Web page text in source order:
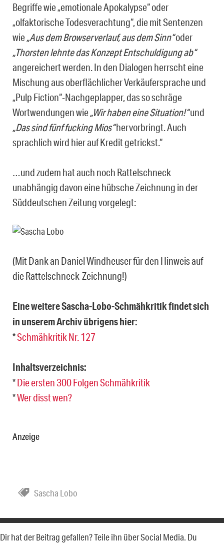
Begriffe wie „emotionale Apokalypse“ oder
„olfaktorische Todesverachtung“, die mit Sentenzen
wie„Aus dem Browserverlauf, aus dem Sinn“oder
„Thorsten lehnte das Konzept Entschuldigung ab“
angereichert werden. In den Dialogen herrscht eine
Mischung aus oberflächlicher Verkäufersprache und
„Pulp Fiction“-Nachgeplapper, das so schräge
Wortwendungen wie„Wir haben eine Situation!“und
„Das sind fünf fucking Mios“hervorbringt. Auch
sprachlich wird hier auf Kredit getrickst.“
…und zudem hat auch noch Rattelschneck
unabhängig davon eine hübsche Zeichnung in der
Süddeutschen Zeitung vorgelegt:
(Mit Dank an Daniel Windheuser für den Hinweis auf
die Rattelschneck-Zeichnung!)
Eine weitere Sascha-Lobo-Schmähkritik findet sich
in unserem Archiv übrigens hier:
*Schmähkritik Nr. 127
Inhaltsverzeichnis:
*Die ersten 300 Folgen Schmähkritik
*Wer disst wen?
Anzeige
Sascha Lobo
Dir hat der Beitrag gefallen? Teile ihn über Social Media. Du